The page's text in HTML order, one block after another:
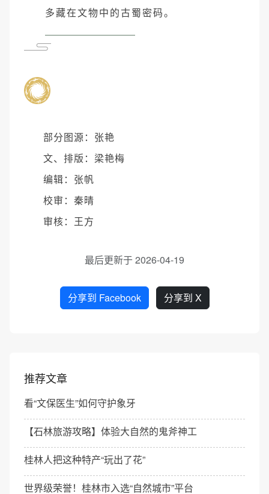
多藏在文物中的古蜀密码。
部分图源：张艳
文、排版：梁艳梅
编辑：张帆
校审：秦晴
审核：王方
最后更新于 2026-04-19
分享到 Facebook 分享到 X
推荐文章
看“文保医生”如何守护象牙
【石林旅游攻略】体验大自然的鬼斧神工
桂林人把这种特产“玩出了花”
世界级荣誉！桂林市入选“自然城市”平台